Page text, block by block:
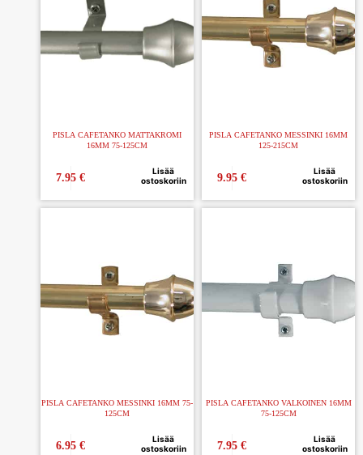
PISLA CAFETANKO MATTAKROMI
16MM 75-125CM
7.95€
Lisää
ostoskoriin
PISLA CAFETANKO MESSINKI 16MM
125-215CM
9.95€
Lisää
ostoskoriin
PISLA CAFETANKO MESSINKI 16MM 75-
125CM
6.95€
Lisää
ostoskoriin
PISLA CAFETANKO VALKOINEN 16MM
75-125CM
7.95€
Lisää
ostoskoriin